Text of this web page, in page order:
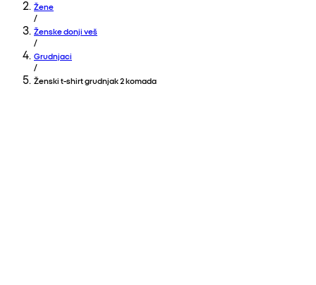
Žene
/
Ženske donji veš
/
Grudnjaci
/
Ženski t-shirt grudnjak 2 komada